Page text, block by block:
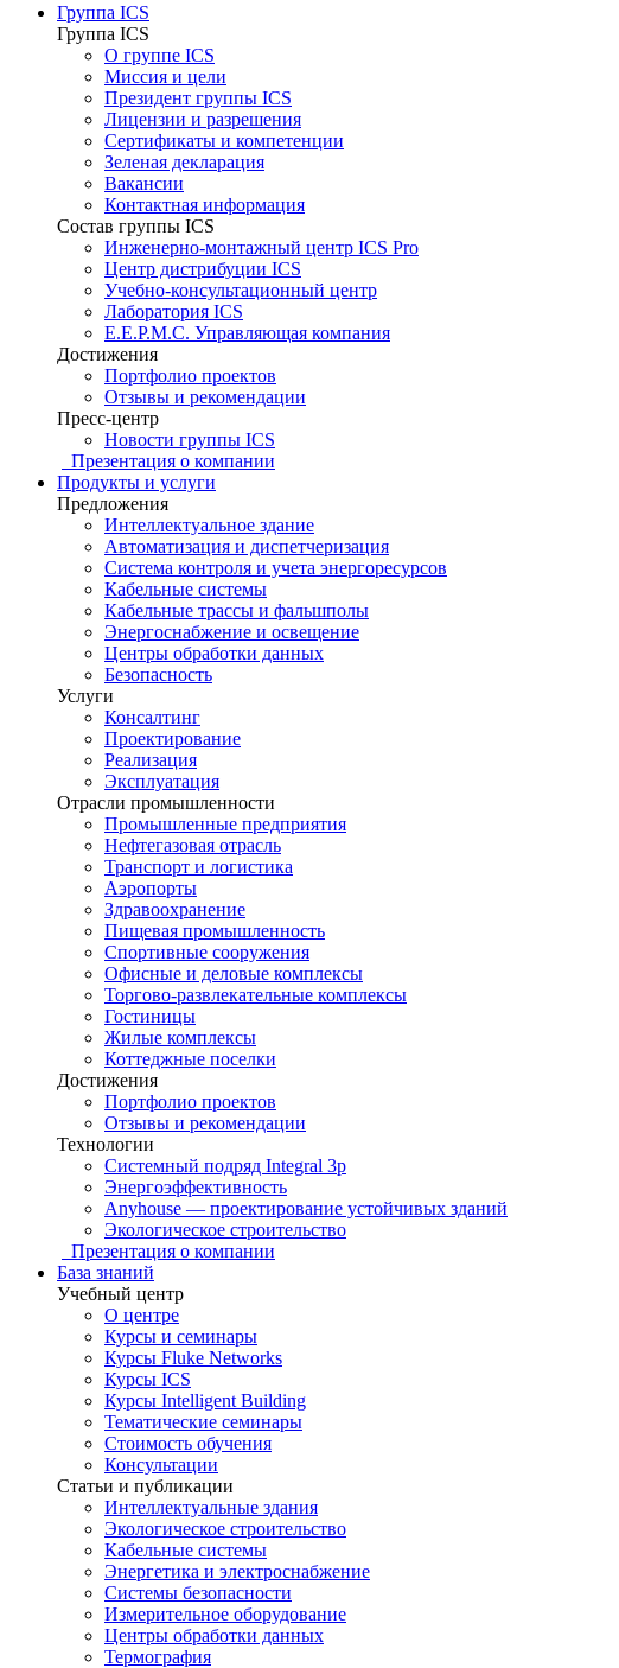
Группа ICS
Группа ICS
О группе ICS
Миссия и цели
Президент группы ICS
Лицензии и разрешения
Сертификаты и компетенции
Зеленая декларация
Вакансии
Контактная информация
Состав группы ICS
Инженерно-монтажный центр ICS Pro
Центр дистрибуции ICS
Учебно-консультационный центр
Лаборатория ICS
E.E.P.M.C. Управляющая компания
Достижения
Портфолио проектов
Отзывы и рекомендации
Пресс-центр
Новости группы ICS
Презентация о компании
Продукты и услуги
Предложения
Интеллектуальное здание
Автоматизация и диспетчеризация
Система контроля и учета энергоресурсов
Кабельные системы
Кабельные трассы и фальшполы
Энергоснабжение и освещение
Центры обработки данных
Безопасность
Услуги
Консалтинг
Проектирование
Реализация
Эксплуатация
Отрасли промышленности
Промышленные предприятия
Нефтегазовая отрасль
Транспорт и логистика
Аэропорты
Здравоохранение
Пищевая промышленность
Спортивные сооружения
Офисные и деловые комплексы
Торгово-развлекательные комплексы
Гостиницы
Жилые комплексы
Коттеджные поселки
Достижения
Портфолио проектов
Отзывы и рекомендации
Технологии
Системный подряд Integral 3p
Энергоэффективность
Anyhouse — проектирование устойчивых зданий
Экологическое строительство
Презентация о компании
База знаний
Учебный центр
О центре
Курсы и семинары
Курсы Fluke Networks
Курсы ICS
Курсы Intelligent Building
Тематические семинары
Стоимость обучения
Консультации
Статьи и публикации
Интеллектуальные здания
Экологическое строительство
Кабельные системы
Энергетика и электроснабжение
Системы безопасности
Измерительное оборудование
Центры обработки данных
Термография